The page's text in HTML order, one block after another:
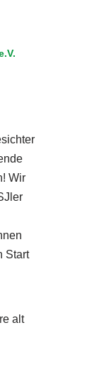
Wir
Start
alt